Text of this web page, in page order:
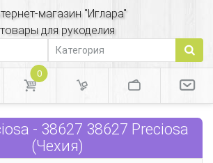
магазин "Иглара"
товары для рукоделия
0
- 38627 38627 Preciosa
(Чехия)